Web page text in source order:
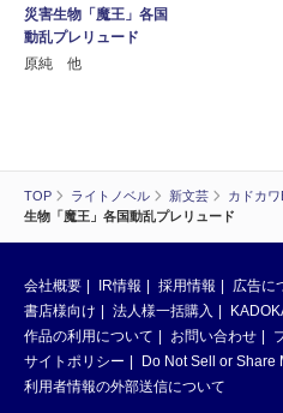
TOP ライトノベル 新文芸 カドカ
生物「魔王」各国動乱プレリュード
災害生物「魔王」各国
動乱プレリュード
原純 他
会社概要 IR情報 採用情報 広告に
書店様向け
法人様一括購入
作品の利用について
お問い合わせ
サイトポリシー
Do Not Sell or Share
利用者情報の外部送信について